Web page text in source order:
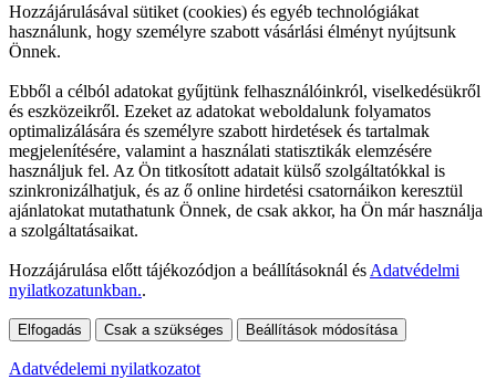
Hozzájárulásával sütiket (cookies) és egyéb technológiákat
használunk, hogy személyre szabott vásárlási élményt nyújtsunk
Önnek.
Ebből a célból adatokat gyűjtünk felhasználóinkról, viselkedésükről
és eszközeikről. Ezeket az adatokat weboldalunk folyamatos
optimalizálására és személyre szabott hirdetések és tartalmak
megjelenítésére, valamint a használati statisztikák elemzésére
használjuk fel. Az Ön titkosított adatait külső szolgáltatókkal is
szinkronizálhatjuk, és az ő online hirdetési csatornáikon keresztül
ajánlatokat mutathatunk Önnek, de csak akkor, ha Ön már használja
a szolgáltatásaikat.
Hozzájárulása előtt tájékozódjon a beállításoknál és Adatvédelmi
nyilatkozatunkban..
Elfogadás Csak a szükséges Beállítások módosítása
Adatvédelemi nyilatkozatot